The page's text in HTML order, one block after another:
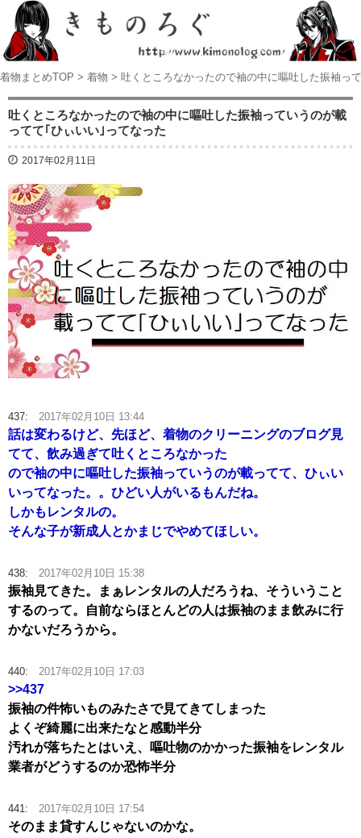
着物まとめTOP > 着物 > 吐くところなかったので袖の中に嘔吐した振袖っ
吐くところなかったので袖の中に嘔吐した振袖っていうのが載
ってて｢ひぃいい｣ってなった
2017年02月11日
437: 2017年02月10日 13:44
話は変わるけど、先ほど、着物のクリーニングのブログ見
てて、飲み過ぎて吐くところなかった
ので袖の中に嘔吐した振袖っていうのが載ってて、ひぃい
いってなった。。ひどい人がいるもんだね。
しかもレンタルの。
そんな子が新成人とかまじでやめてほしい。
438: 2017年02月10日 15:38
振袖見てきた。まぁレンタルの人だろうね、そういうこと
するのって。自前ならほとんどの人は振袖のまま飲みに行
かないだろうから。
440: 2017年02月10日 17:03
>>437
振袖の件怖いものみたさで見てきてしまった
よくぞ綺麗に出来たなと感動半分
汚れが落ちたとはいえ、嘔吐物のかかった振袖をレンタル
業者がどうするのか恐怖半分
441: 2017年02月10日 17:54
そのまま貸すんじゃないのかな。